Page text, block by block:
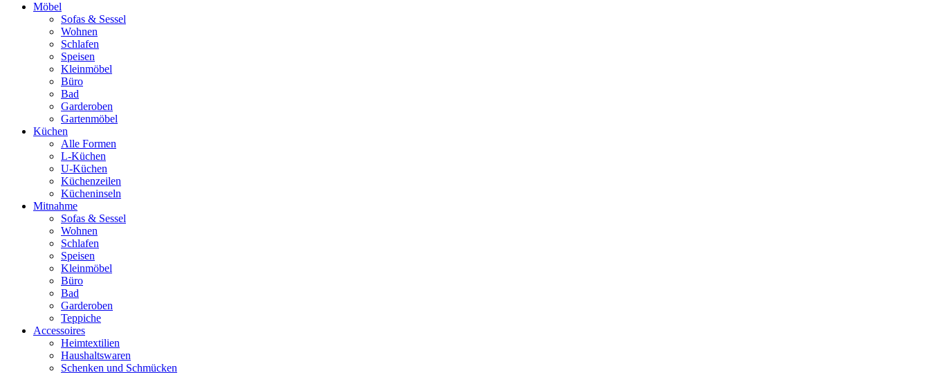
Möbel
Sofas & Sessel
Wohnen
Schlafen
Speisen
Kleinmöbel
Büro
Bad
Garderoben
Gartenmöbel
Küchen
Alle Formen
L-Küchen
U-Küchen
Küchenzeilen
Kücheninseln
Mitnahme
Sofas & Sessel
Wohnen
Schlafen
Speisen
Kleinmöbel
Büro
Bad
Garderoben
Teppiche
Accessoires
Heimtextilien
Haushaltswaren
Schenken und Schmücken